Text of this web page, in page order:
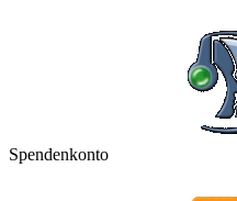
Spendenkonto